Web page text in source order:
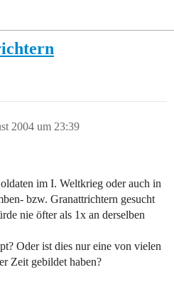
2004 um 23:39
im I. Weltkrieg oder auch in
bzw. Granattrichtern gesucht
nie öfter als 1x an derselben
Oder ist dies nur eine von vielen
Zeit gebildet haben?